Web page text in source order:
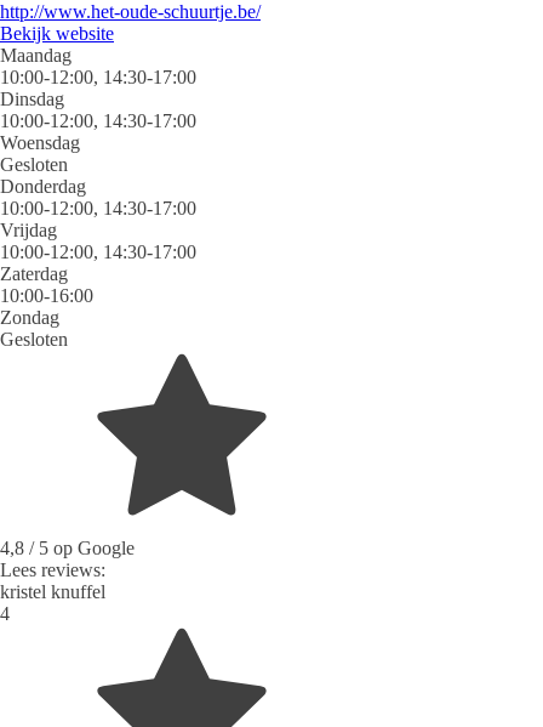
http://www.het-oude-schuurtje.be/
Bekijk website
Maandag
10:00-12:00, 14:30-17:00
Dinsdag
10:00-12:00, 14:30-17:00
Woensdag
Gesloten
Donderdag
10:00-12:00, 14:30-17:00
Vrijdag
10:00-12:00, 14:30-17:00
Zaterdag
10:00-16:00
Zondag
Gesloten
4,8 / 5 op Google
Lees reviews:
kristel knuffel
4